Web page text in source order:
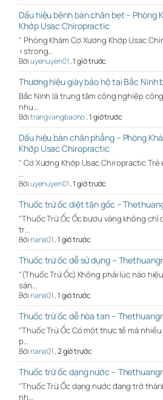
Dấu hiệu bệnh bàn chân bẹt – Phòng
Khớp Usac Chiropractic
" Phòng Khám Cơ Xương Khớp Usac
<strong…
Bởiuyenuyen01,1 giờ trước
Thương hiệu giày bảo hộ tại Bắc Ninh
Bắc Ninh là trung tâm công nghiệp
nhu…
Bởitrangvangbaoho,1 giờ trước
Dấu hiệu bàn chân phẳng – Phòng
Khớp Usac Chiropractic
" Cơ Xương Khớp Usac Chiropractic
…
Bởiuyenuyen01,1 giờ trước
Thuốc trừ ốc diệt tận gốc –
"Thuốc Trừ Ốc Ốc bươu vàng không chỉ
tr…
Bởinana01,1 giờ trước
Thuốc trừ ốc dễ sử dụng –
"(Thuốc Trừ Ốc) Không phải lúc nào
sản…
Bởinana01,1 giờ trước
Thuốc trừ ốc dễ hòa tan –
"Thuốc Trừ Ốc Có một thực tế mà
p…
Bởinana01,2 giờ trước
Thuốc trừ ốc dạng nước –
"Thuốc Trừ Ốc dạng nước đang trở
nh…